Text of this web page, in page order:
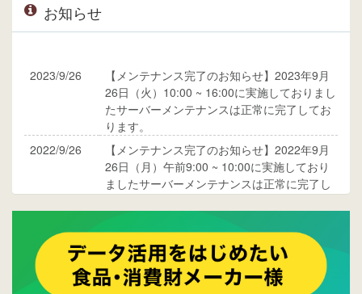
お知らせ
2023/9/26
【メンテナンス完了のお知らせ】2023年9月
26日（火）10:00 ~ 16:00に実施しておりまし
たサーバーメンテナンスは正常に完了してお
ります。
2022/9/26
【メンテナンス完了のお知らせ】2022年9月
26日（月）午前9:00 ~ 10:00に実施しており
ましたサーバーメンテナンスは正常に完了し
ご覧ください。
2015/10/19
ウレコンのサイト機能を大幅バージョンアッ
プ。詳細はこちら。⇒告知ページへ